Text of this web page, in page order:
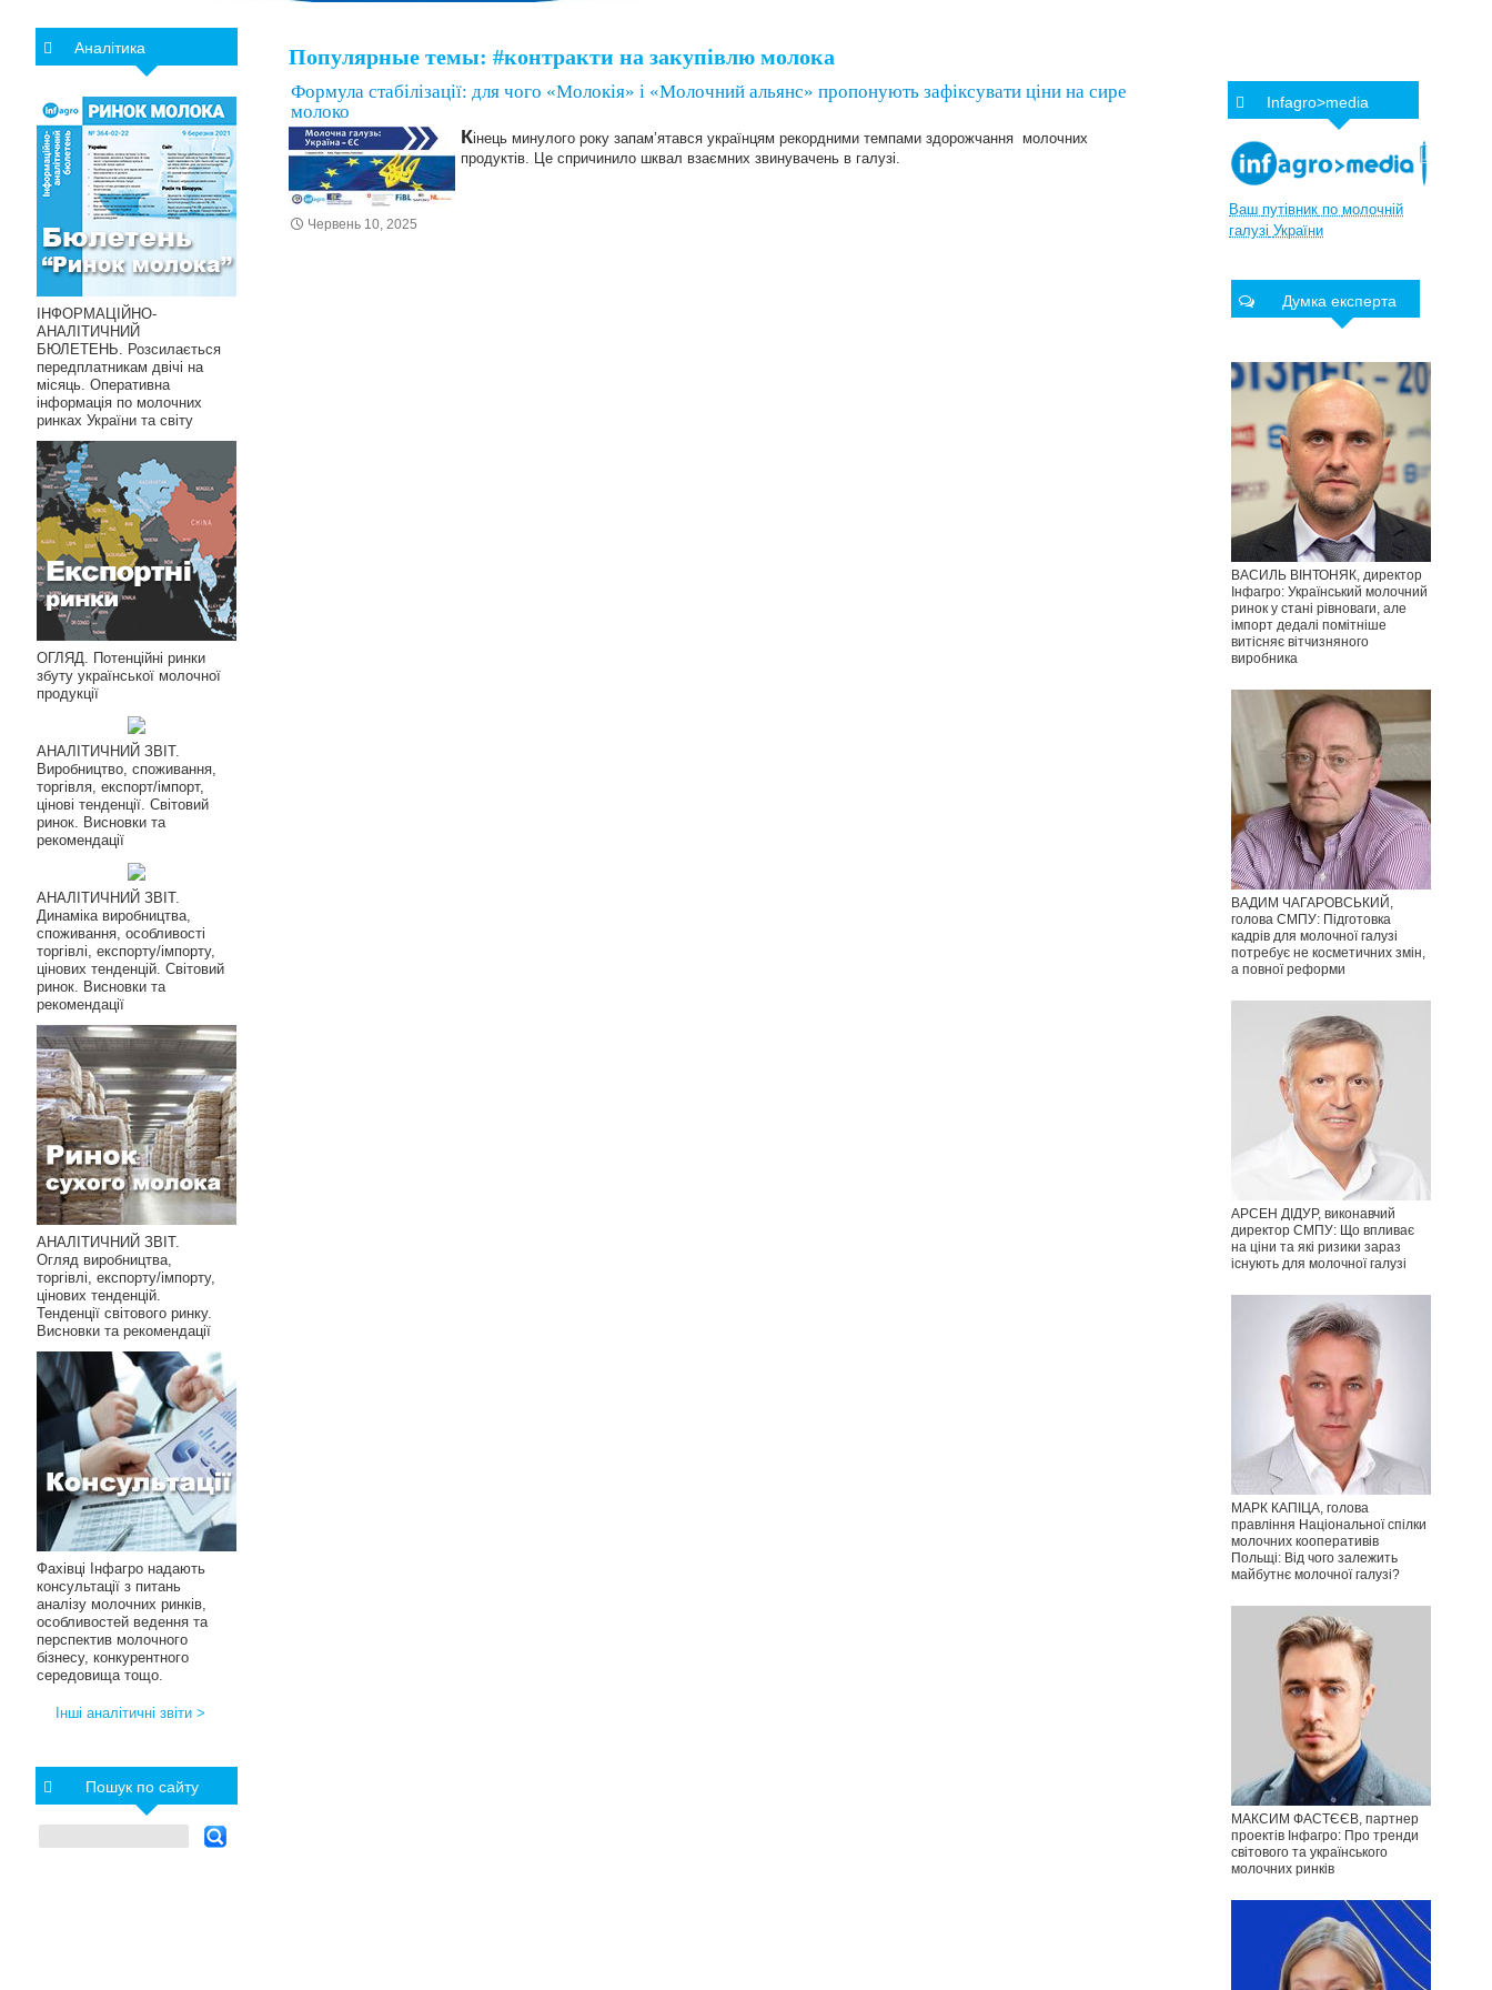
Популярные темы: #контракти на закупівлю молока
Формула стабілізації: для чого «Молокія» і «Молочний альянс» пропонують зафіксувати ціни на сире
молоко
Кінець минулого року запам’ятався українцям рекордними темпами здорожчання молочних
продуктів. Це спричинило шквал взаємних звинувачень в галузі.
Червень 10, 2025
Infagro>media
Ваш путівник по молочній
галузі України
Думка експерта
ВАСИЛЬ ВІНТОНЯК, директор
Інфагро: Український молочний
ринок у стані рівноваги, але
імпорт дедалі помітніше
витісняє вітчизняного
виробника
ВАДИМ ЧАГАРОВСЬКИЙ,
голова СМПУ: Підготовка
кадрів для молочної галузі
потребує не косметичних змін,
а повної реформи
АРСЕН ДІДУР, виконавчий
директор СМПУ: Що впливає
на ціни та які ризики зараз
існують для молочної галузі
МАРК КАПІЦА, голова
правління Національної спілки
молочних кооперативів
Польщі: Від чого залежить
майбутнє молочної галузі?
МАКСИМ ФАСТЄЄВ, партнер
проектів Інфагро: Про тренди
світового та українського
молочних ринків
Аналітика
ІНФОРМАЦІЙНО-
АНАЛІТИЧНИЙ
БЮЛЕТЕНЬ. Розсилається
передплатникам двічі на
місяць. Оперативна
інформація по молочних
ринках України та світу
ОГЛЯД. Потенційні ринки
збуту української молочної
продукції
АНАЛІТИЧНИЙ ЗВІТ.
Виробництво, споживання,
торгівля, експорт/імпорт,
цінові тенденції. Світовий
ринок. Висновки та
рекомендації
АНАЛІТИЧНИЙ ЗВІТ.
Динаміка виробництва,
споживання, особливості
торгівлі, експорту/імпорту,
цінових тенденцій. Світовий
ринок. Висновки та
рекомендації
АНАЛІТИЧНИЙ ЗВІТ.
Огляд виробництва,
торгівлі, експорту/імпорту,
цінових тенденцій.
Тенденції світового ринку.
Висновки та рекомендації
Фахівці Інфагро надають
консультації з питань
аналізу молочних ринків,
особливостей ведення та
перспектив молочного
бізнесу, конкурентного
середовища тощо.
Інші аналітичні звіти >
Пошук по сайту